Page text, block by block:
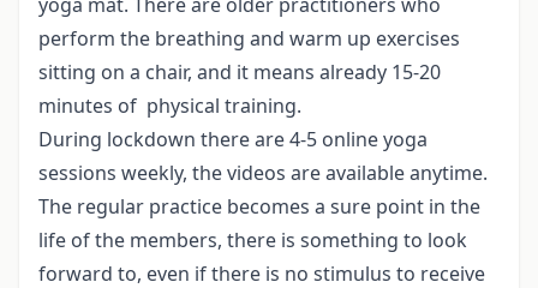
perform the breathing and warm up exercises
sitting on a chair, and it means already 15-20
minutes of physical training.
During lockdown there are 4-5 online yoga
sessions weekly, the videos are available anytime.
The regular practice becomes a sure point in the
life of the members, there is something to look
forward to, even if there is no stimulus to receive